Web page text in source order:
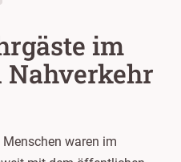
im
waren im